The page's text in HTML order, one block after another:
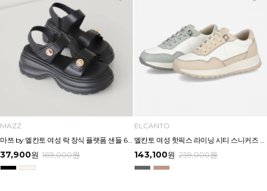
MAZZ
마쯔 by 엘칸토 여성 락 장식 플랫폼 샌들 6cm LCWW54M626
37,900원 169,000원
ELCANTO
엘칸토 여성 핫픽스 라이닝 시티 스니커즈 3.5CM LCWS27U613
143,100원 259,000원